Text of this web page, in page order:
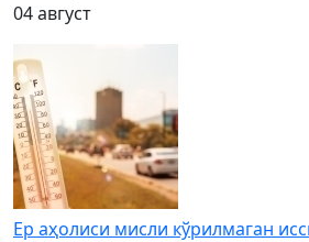
04 август
Ер аҳолиси мисли кўрилмаган